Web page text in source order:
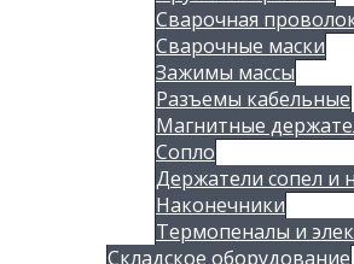
Сварочная
Сварочные маски
Зажимы массы
Разъемы кабельные
Магнитные
Сопло
Держатели сопел и
Наконечники
Термопеналы и
Складское оборудование